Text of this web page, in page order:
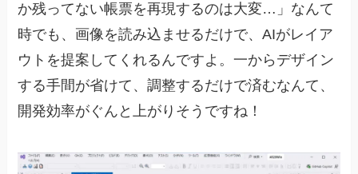
か残ってない帳票を再現するのは大変…」なんて
時でも、画像を読み込ませるだけで、AIがレイア
ウトを提案してくれるんですよ。一からデザイン
する手間が省けて、調整するだけで済むなんて、
開発効率がぐんと上がりそうですね！